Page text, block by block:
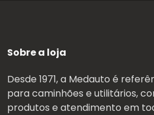
Sobre a loja
Desde 1971, a Medauto é
para caminhões e utilitários,
produtos e atendimento em